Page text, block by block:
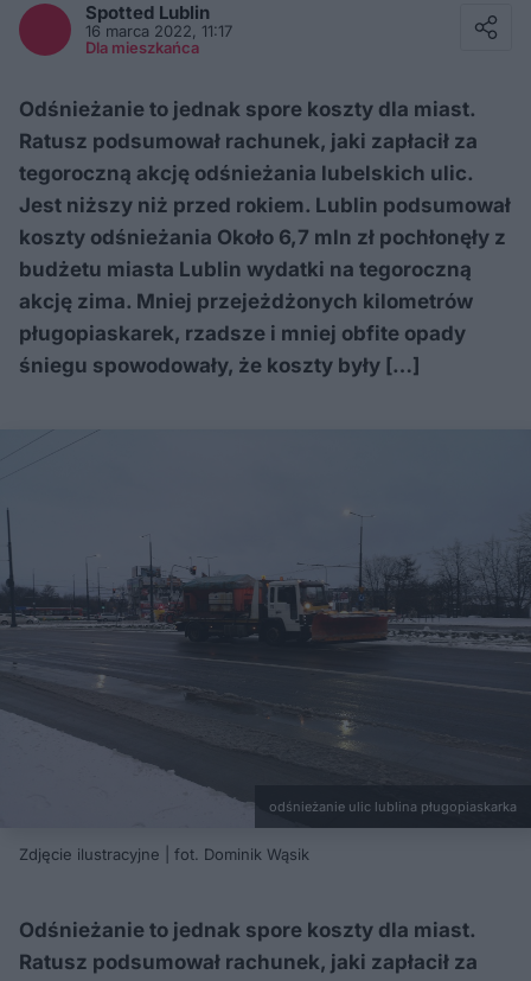
Spotted Lublin
16 marca 2022, 11:17
Dla mieszkańca
Odśnieżanie to jednak spore koszty dla miast.
Ratusz podsumował rachunek, jaki zapłacił za
tegoroczną akcję odśnieżania lubelskich ulic.
Jest niższy niż przed rokiem. Lublin podsumował
koszty odśnieżania Około 6,7 mln zł pochłonęły z
budżetu miasta Lublin wydatki na tegoroczną
akcję zima. Mniej przejeżdżonych kilometrów
pługopiaskarek, rzadsze i mniej obfite opady
śniegu spowodowały, że koszty były […]
odśnieżanie ulic lublina pługopiaskarka
Zdjęcie ilustracyjne | fot. Dominik Wąsik
Odśnieżanie to jednak spore koszty dla miast.
Ratusz podsumował rachunek, jaki zapłacił za